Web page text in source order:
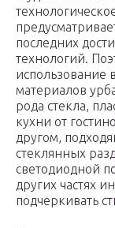
последних
технологий.
использование
материалов
рода стекла,
кухни от
другом,
стеклянных
светодиодной
других частях
подчеркивать